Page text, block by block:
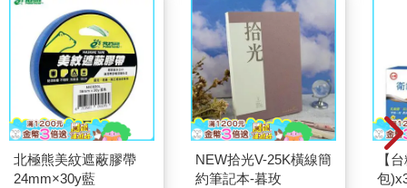
北極熊美紋遮蔽膠帶
24mm×30y藍
NEW拾光V-25K橫線簡
約筆記本-暮玫
【
包